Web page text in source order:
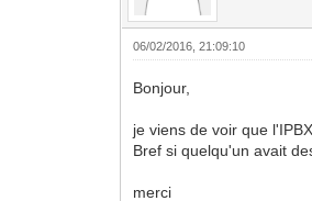
06/02/2016, 21:09:10
Bonjour,
je viens de voir que
Bref si quelqu'un avait
merci